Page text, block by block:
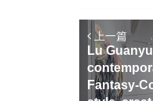
上一篇
Lu
Fantasy-